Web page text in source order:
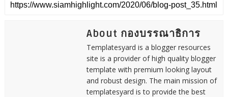
About กองบรรณาธิการ
Templatesyard is a blogger resources
site is a provider of high quality blogger
template with premium looking layout
and robust design. The main mission of
templatesyard is to provide the best